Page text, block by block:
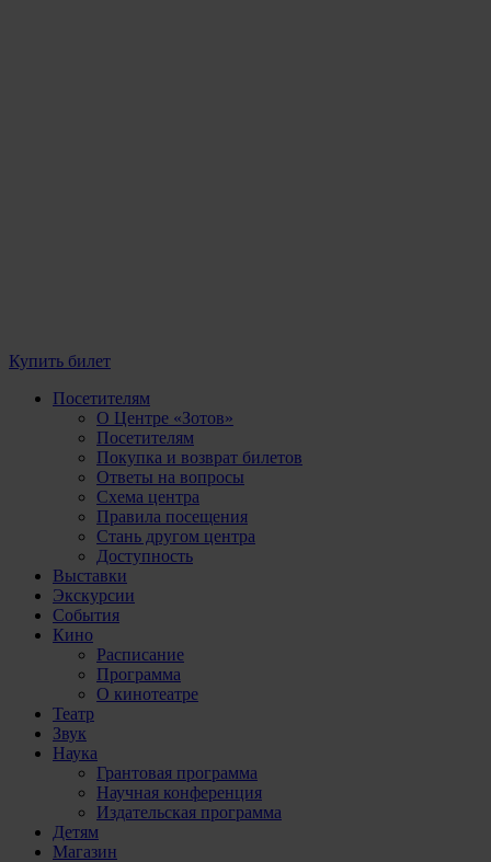
Купить билет
Посетителям
О Центре «Зотов»
Посетителям
Покупка и возврат билетов
Ответы на вопросы
Схема центра
Правила посещения
Стань другом центра
Доступность
Выставки
Экскурсии
События
Кино
Расписание
Программа
О кинотеатре
Театр
Звук
Наука
Грантовая программа
Научная конференция
Издательская программа
Детям
Магазин